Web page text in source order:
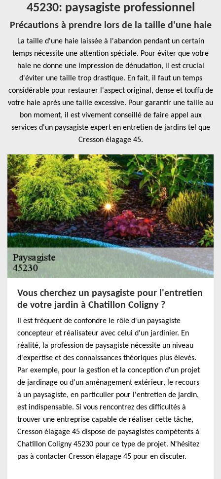
45230: paysagiste professionnel
Précautions à prendre lors de la taille d'une haie
La taille d'une haie laissée à l'abandon pendant un certain
temps nécessite une attention spéciale. Pour éviter que votre
haie ne donne une impression de dénudation, il est crucial
d'éviter une taille trop drastique. En fait, il faut un temps
considérable pour restaurer l'aspect original, dense et touffu de
votre haie après une taille excessive. Pour garantir une taille au
bon moment, il est vivement conseillé de faire appel aux
services d'un paysagiste expert en entretien de jardins tel que
Cresson élagage 45.
Vous cherchez un paysagiste pour l'entretien
de votre jardin à Chatillon Coligny ?
Il est fréquent de confondre le rôle d'un paysagiste
concepteur et réalisateur avec celui d'un jardinier. En
réalité, la profession de paysagiste nécessite un niveau
d'expertise et des connaissances théoriques plus élevés.
Par exemple, pour la gestion et la conception d'un projet
de jardinage ou d'un aménagement extérieur, le recours
à un paysagiste, en particulier pour l'entretien de jardin,
est indispensable. Si vous rencontrez des difficultés à
trouver une entreprise capable de réaliser cette tâche,
Cresson élagage 45 dispose de paysagistes compétents à
Chatillon Coligny 45230 pour ce type de projet. N'hésitez
pas à contacter Cresson élagage 45 pour en discuter.